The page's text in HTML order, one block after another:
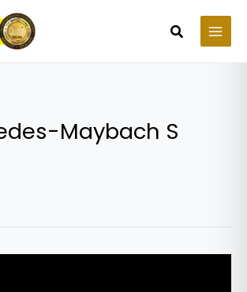
Search
Maybach S